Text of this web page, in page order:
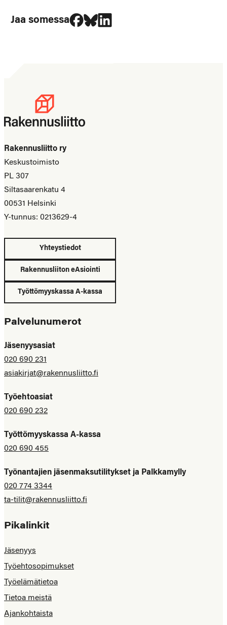
Jaa somessa
Jaa Facebookissa
Jaa Blueskyssa
Jaa LinkedIn:ssä
Rakennusliitto ry
Keskustoimisto
PL 307
Siltasaarenkatu 4
00531 Helsinki
Y-tunnus: 0213629-4
Yhteystiedot
Rakennusliiton eAsiointi
Työttömyyskassa A-kassa
Palvelunumerot
Jäsenyysasiat
020 690 231
asiakirjat@rakennusliitto.fi
Työehtoasiat
020 690 232
Työttömyyskassa A-kassa
020 690 455
Työnantajien jäsenmaksutilitykset ja Palkkamylly
020 774 3344
ta-tilit@rakennusliitto.fi
Pikalinkit
Jäsenyys
Työehtosopimukset
Työelämätietoa
Tietoa meistä
Ajankohtaista